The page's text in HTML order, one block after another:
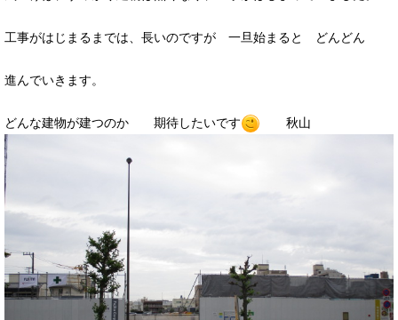
工事がはじまるまでは、長いのですが 一旦始まると どんどん
進んでいきます。
どんな建物が建つのか 期待したいです 秋山